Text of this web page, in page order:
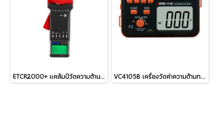
ETCR2000+ แคล้มป์วัดความต้านทานดิน Clamp Earth Resistance Tester ราคา VC4105B เครื่องวัดค่าความต้านทานดิน Grounded Resitance Tester VICTOR / ราคา